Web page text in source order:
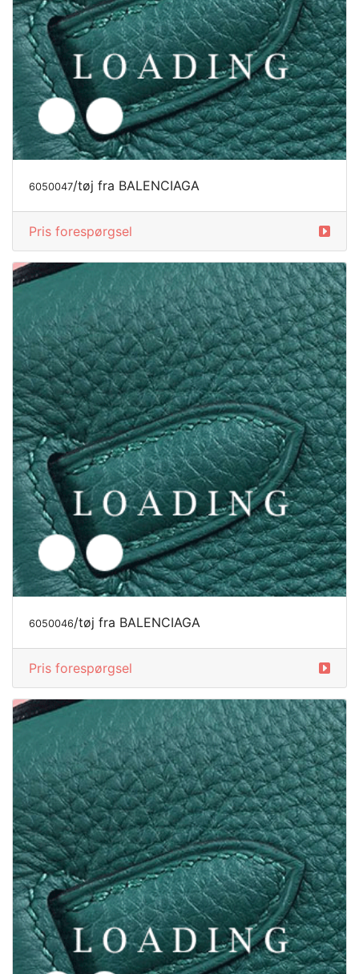
6050047/tøj fra BALENCIAGA
Pris forespørgsel
6050046 /tøj fra BALENCIAGA